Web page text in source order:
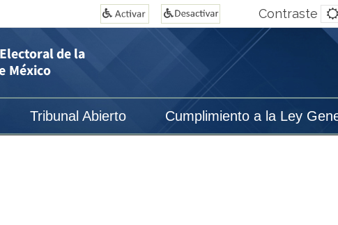
Contraste
Tribunal Abierto Cumplimiento a la Ley